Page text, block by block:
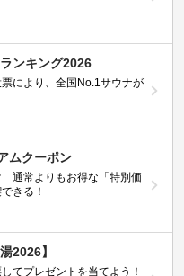
ンキング2026
により、全国No.1サウナが
ムクーポン
通常よりもお得な「特別価
きる！
2026】
てプレゼントを当てよう！